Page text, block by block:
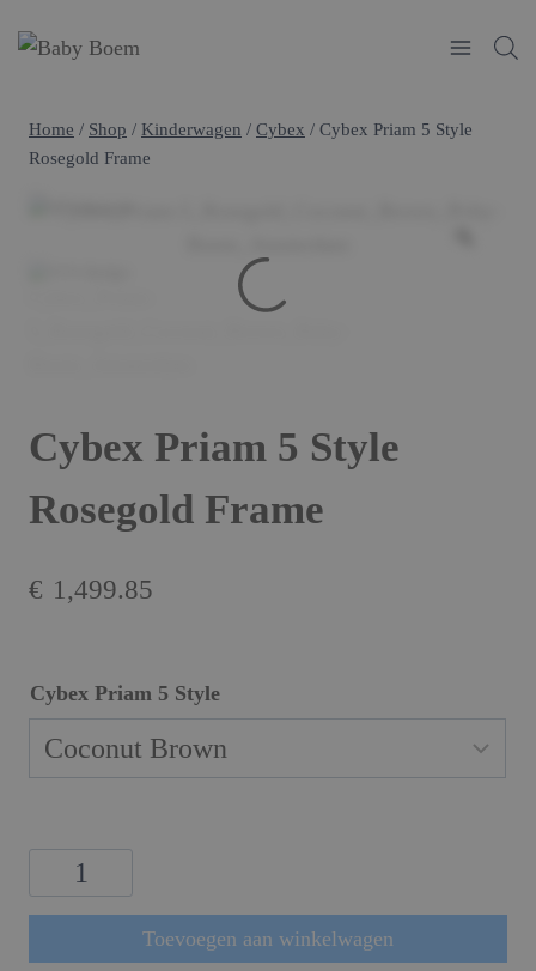
naar
Home / Shop / Kinderwagen / Cybex / Cybex Priam 5 Style
Rosegold Frame
Cybex Priam 5 Style
Rosegold Frame
€ 1,499.85
Cybex Priam 5 Style
Cybex
Priam
Style
Toevoegen aan winkelwagen